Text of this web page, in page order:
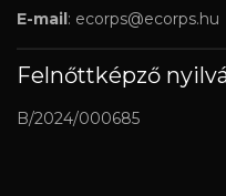
E-mail: ecorps@ecorps.hu
Felnőttképző
B/2024/000685